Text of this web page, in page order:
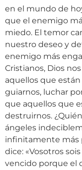
en el mundo de
que el enemigo
miedo. El temor
nuestro deseo y
enemigo más
Cristianos, Dios
aquellos que
guiarnos, luchar
que aquellos que
destruirnos.
ángeles
infinitamente más
dice: «Vosotros
vencido porque el